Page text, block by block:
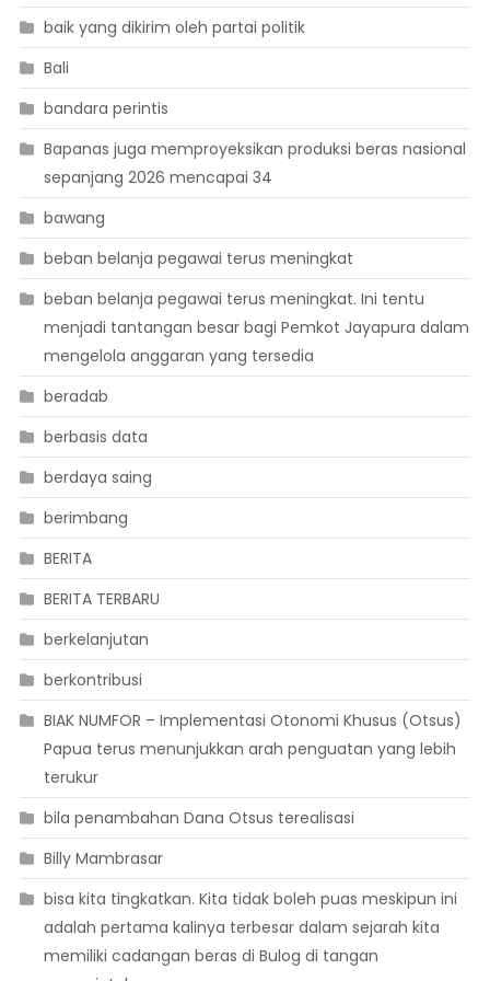
baik yang dikirim oleh partai politik
Bali
bandara perintis
Bapanas juga memproyeksikan produksi beras nasional
sepanjang 2026 mencapai 34
bawang
beban belanja pegawai terus meningkat
beban belanja pegawai terus meningkat. Ini tentu
menjadi tantangan besar bagi Pemkot Jayapura dalam
mengelola anggaran yang tersedia
beradab
berbasis data
berdaya saing
berimbang
BERITA
BERITA TERBARU
berkelanjutan
berkontribusi
BIAK NUMFOR – Implementasi Otonomi Khusus (Otsus)
Papua terus menunjukkan arah penguatan yang lebih
terukur
bila penambahan Dana Otsus terealisasi
Billy Mambrasar
bisa kita tingkatkan. Kita tidak boleh puas meskipun ini
adalah pertama kalinya terbesar dalam sejarah kita
memiliki cadangan beras di Bulog di tangan